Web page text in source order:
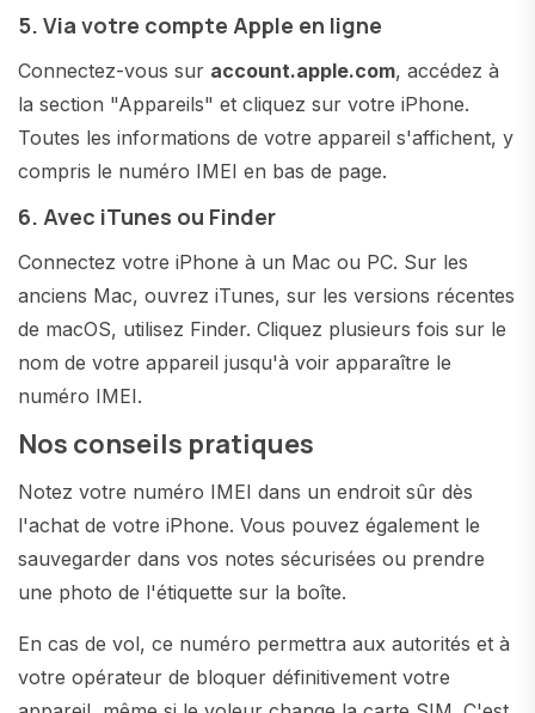
5. Via votre compte Apple en ligne
Connectez-vous sur account.apple.com, accédez à
la section "Appareils" et cliquez sur votre iPhone.
Toutes les informations de votre appareil s'affichent, y
compris le numéro IMEI en bas de page.
6. Avec iTunes ou Finder
Connectez votre iPhone à un Mac ou PC. Sur les
anciens Mac, ouvrez iTunes, sur les versions récentes
de macOS, utilisez Finder. Cliquez plusieurs fois sur le
nom de votre appareil jusqu'à voir apparaître le
numéro IMEI.
Nos conseils pratiques
Notez votre numéro IMEI dans un endroit sûr dès
l'achat de votre iPhone. Vous pouvez également le
sauvegarder dans vos notes sécurisées ou prendre
une photo de l'étiquette sur la boîte.
En cas de vol, ce numéro permettra aux autorités et à
votre opérateur de bloquer définitivement votre